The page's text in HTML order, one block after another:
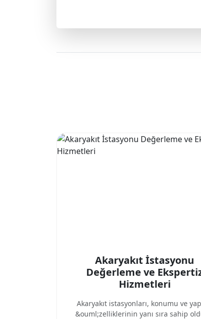
Akaryakıt İstasyonu
Değerleme ve
Hizmetleri
Akaryakıt istasyonları, konumu ve
&ouml;zelliklerinin yanı sıra sahip